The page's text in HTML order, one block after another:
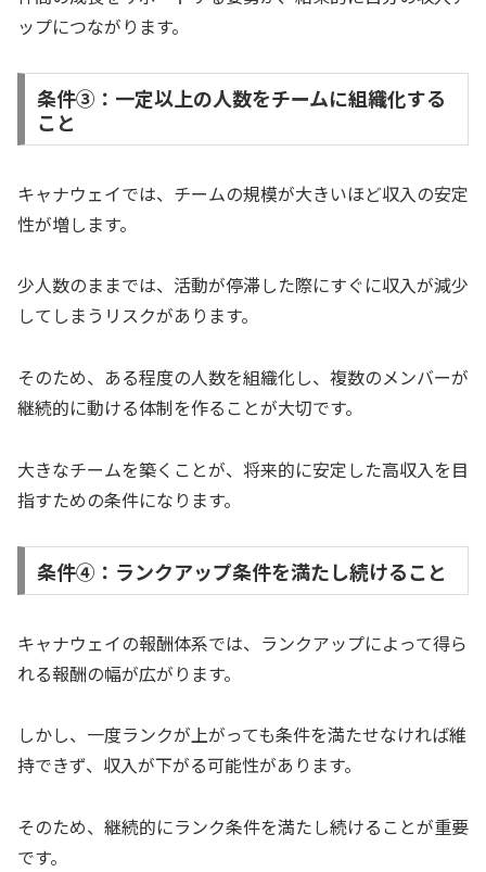
ップにつながります。
条件➂：一定以上の人数をチームに組織化する
こと
キャナウェイでは、チームの規模が大きいほど収入の安定
性が増します。
少人数のままでは、活動が停滞した際にすぐに収入が減少
してしまうリスクがあります。
そのため、ある程度の人数を組織化し、複数のメンバーが
継続的に動ける体制を作ることが大切です。
大きなチームを築くことが、将来的に安定した高収入を目
指すための条件になります。
条件④：ランクアップ条件を満たし続けること
キャナウェイの報酬体系では、ランクアップによって得ら
れる報酬の幅が広がります。
しかし、一度ランクが上がっても条件を満たせなければ維
持できず、収入が下がる可能性があります。
そのため、継続的にランク条件を満たし続けることが重要
です。